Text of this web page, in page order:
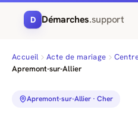
D Démarches.support
Accueil Acte de mariage
Apremont-sur-Allier
Apremont-sur-Allier · Cher